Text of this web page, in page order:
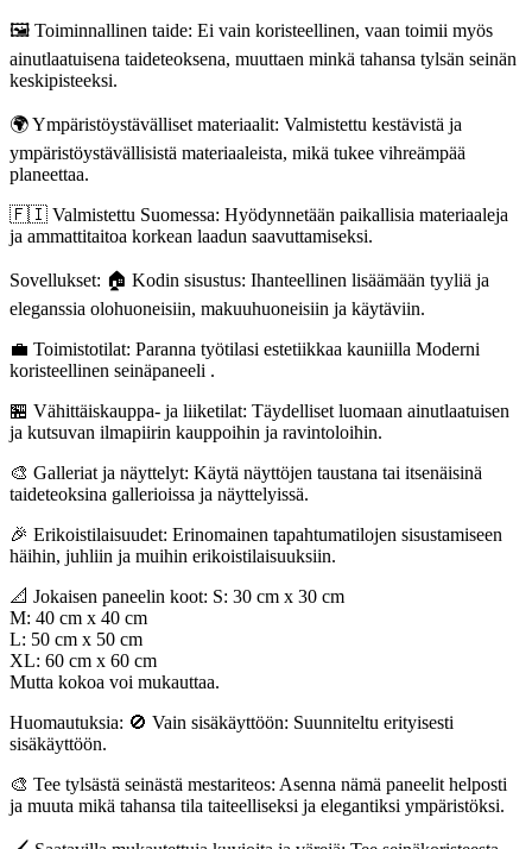
🖼️ Toiminnallinen taide: Ei vain koristeellinen, vaan toimii myös
ainutlaatuisena taideteoksena, muuttaen minkä tahansa tylsän seinän
keskipisteeksi.
🌍 Ympäristöystävälliset materiaalit: Valmistettu kestävistä ja
ympäristöystävällisistä materiaaleista, mikä tukee vihreämpää
planeettaa.
🇫🇮 Valmistettu Suomessa: Hyödynnetään paikallisia materiaaleja
ja ammattitaitoa korkean laadun saavuttamiseksi.
Sovellukset: 🏠 Kodin sisustus: Ihanteellinen lisäämään tyyliä ja
eleganssia olohuoneisiin, makuuhuoneisiin ja käytäviin.
💼 Toimistotilat: Paranna työtilasi estetiikkaa kauniilla Moderni
koristeellinen seinäpaneeli .
🏪 Vähittäiskauppa- ja liiketilat: Täydelliset luomaan ainutlaatuisen
ja kutsuvan ilmapiirin kauppoihin ja ravintoloihin.
🎨 Galleriat ja näyttelyt: Käytä näyttöjen taustana tai itsenäisinä
taideteoksina gallerioissa ja näyttelyissä.
🎉 Erikoistilaisuudet: Erinomainen tapahtumatilojen sisustamiseen
häihin, juhliin ja muihin erikoistilaisuuksiin.
📐 Jokaisen paneelin koot: S: 30 cm x 30 cm
M: 40 cm x 40 cm
L: 50 cm x 50 cm
XL: 60 cm x 60 cm
Mutta kokoa voi mukauttaa.
Huomautuksia: 🚫 Vain sisäkäyttöön: Suunniteltu erityisesti
sisäkäyttöön.
🎨 Tee tylsästä seinästä mestariteos: Asenna nämä paneelit helposti
ja muuta mikä tahansa tila taiteelliseksi ja elegantiksi ympäristöksi.